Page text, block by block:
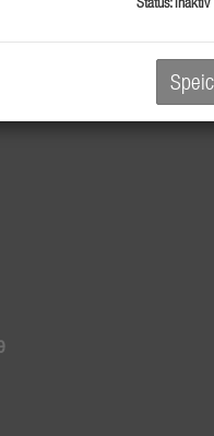
in unmittelbarer